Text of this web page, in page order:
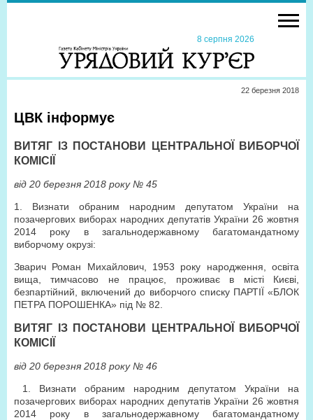
8 серпня 2026
22 березня 2018
ЦВК інформує
ВИТЯГ ІЗ ПОСТАНОВИ ЦЕНТРАЛЬНОЇ ВИБОРЧОЇ
КОМІСІЇ
від 20 березня 2018 року № 45
1. Визнати обраним народним депутатом України на
позачергових виборах народних депутатів України 26 жовтня
2014 року в загальнодержавному багатомандатному
виборчому окрузі:
Зварич Роман Михайлович, 1953 року народження, освіта
вища, тимчасово не працює, проживає в місті Києві,
безпартійний, включений до виборчого списку ПАРТІЇ «БЛОК
ПЕТРА ПОРОШЕНКА» під № 82.
ВИТЯГ ІЗ ПОСТАНОВИ ЦЕНТРАЛЬНОЇ ВИБОРЧОЇ
КОМІСІЇ
від 20 березня 2018 року № 46
1. Визнати обраним народним депутатом України на
позачергових виборах народних депутатів України 26 жовтня
2014 року в загальнодержавному багатомандатному